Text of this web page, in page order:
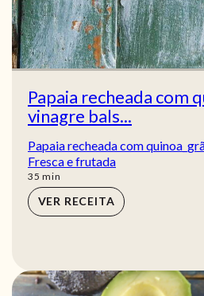
Papaia recheada com
vinagre bals...
Papaia recheada com
Fresca e frutada
35 min
min
VER RECEITA